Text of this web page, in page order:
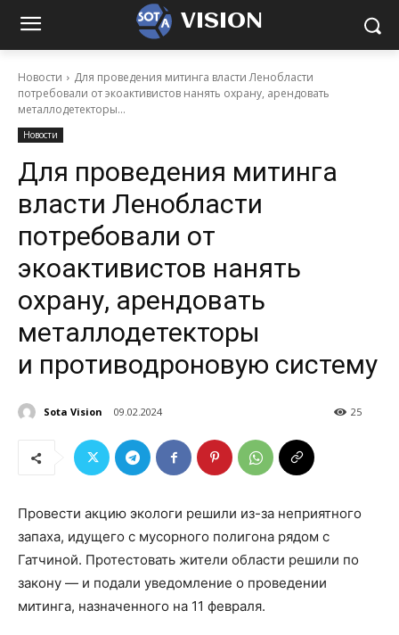
VISION
Новости
Для проведения митинга власти Ленобласти
потребовали от экоактивистов нанять охрану, арендовать
металлодетекторы...
Новости
Для проведения митинга
власти Ленобласти
потребовали от
экоактивистов нанять
охрану, арендовать
металлодетекторы
и противодроновую систему
Sota Vision 09.02.2024 25
Провести акцию экологи решили из-за неприятного
запаха, идущего с мусорного полигона рядом с
Гатчиной. Протестовать жители области решили по
закону — и подали уведомление о проведении
митинга, назначенного на 11 февраля.